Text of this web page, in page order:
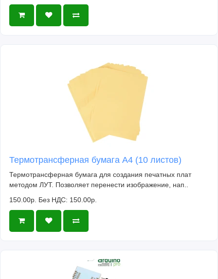
Термотрансферная бумага А4 (10 листов)
Термотрансферная бумага для создания печатных плат
методом ЛУТ. Позволяет перенести изображение, нап..
150.00р. Без НДС: 150.00р.